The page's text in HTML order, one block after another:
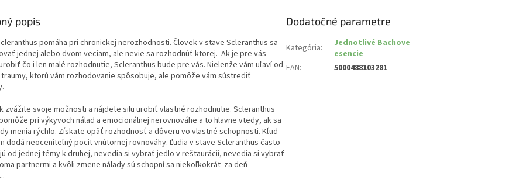
popis
pomáha pri chronickej nerozhodnosti. Človek v stave Scleranthus sa
jednej alebo dvom veciam, ale nevie sa rozhodnúť ktorej. Ak je pre vás
čo i len malé rozhodnutie, Scleranthus bude pre vás. Nielenže vám uľaví od
ktorú vám rozhodovanie spôsobuje, ale pomôže vám sústrediť
zvážite svoje možnosti a nájdete silu urobiť vlastné rozhodnutie. Scleranthus
pri výkyvoch nálad a emocionálnej nerovnováhe a to hlavne vtedy, ak sa
menia rýchlo. Získate opäť rozhodnosť a dôveru vo vlastné schopnosti. Kľud
dodá neoceniteľný pocit vnútornej rovnováhy. Ľudia v stave Scleranthus často
od jednej témy k druhej, nevedia si vybrať jedlo v reštaurácii, nevedia si vybrať
partnermi a kvôli zmene nálady sú schopní sa niekoľkokrát za deň
Dodatočné parametre
Kategória:
Jednotlivé Bachove
esencie
EAN: 5000488103281